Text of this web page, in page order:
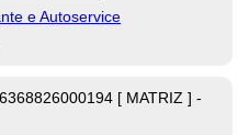
e Autoservice
[ MATRIZ ] -